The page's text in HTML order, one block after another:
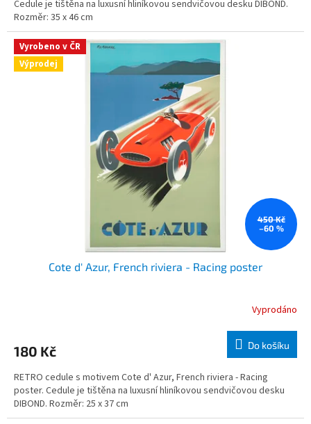
Cedule je tištěna na luxusní hliníkovou sendvičovou desku DIBOND.
Rozměr: 35 x 46 cm
Vyrobeno v ČR
Výprodej
450 Kč
–60 %
Cote d' Azur, French riviera - Racing poster
Vyprodáno
180 Kč Do košíku
RETRO cedule s motivem Cote d' Azur, French riviera - Racing
poster. Cedule je tištěna na luxusní hliníkovou sendvičovou desku
DIBOND. Rozměr: 25 x 37 cm